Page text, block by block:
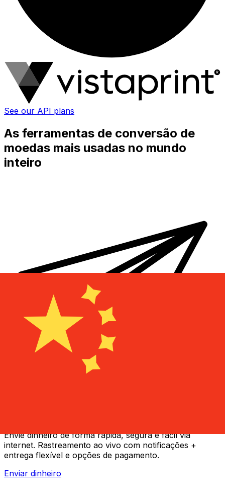
See our API plans
As ferramentas de conversão de
moedas mais usadas no mundo
inteiro
Envie dinheiro de forma rápida, segura e fácil via
internet. Rastreamento ao vivo com notificações +
entrega flexível e opções de pagamento.
Enviar dinheiro